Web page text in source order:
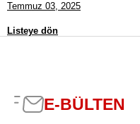
Temmuz 03, 2025
Listeye dön
E-BÜLTEN